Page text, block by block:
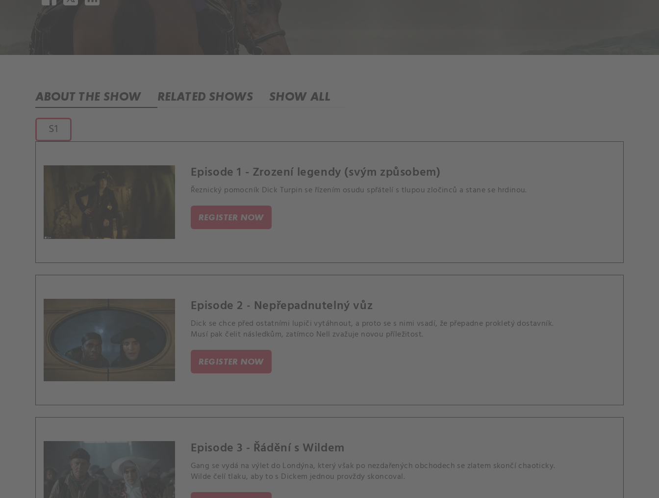
ABOUT THE SHOW RELATED SHOWS SHOW ALL
S1
Episode 1 - Zrození legendy (svým způsobem)
Řeznický pomocník Dick Turpin se řízením osudu spřátelí s tlupou zločinců a stane se hrdinou.
REGISTER NOW
Episode 2 - Nepřepadnutelný vůz
Dick se chce před ostatními lupiči vytáhnout, a proto se s nimi vsadí, že přepadne prokletý dostavník.
Musí pak čelit následkům, zatímco Nell zvažuje novou příležitost.
REGISTER NOW
Episode 3 - Řádění s Wildem
Gang se vydá na výlet do Londýna, který však po nezdařených obchodech se zlatem skončí chaoticky.
Wilde čelí tlaku, aby to s Dickem jednou provždy skoncoval.